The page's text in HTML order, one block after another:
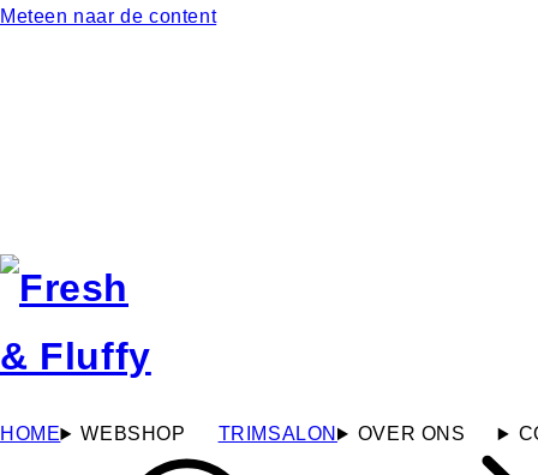
Meteen naar de content
HOME WEBSHOP TRIMSALON OVER ONS